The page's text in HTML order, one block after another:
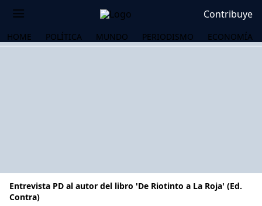
Contribuye
HOME POLÍTICA MUNDO PERIODISMO ECONOMÍA
Entrevista PD al autor del libro 'De Riotinto a La Roja' (Ed.
Contra)